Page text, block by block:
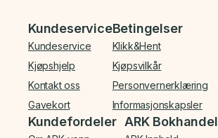
Bunnmeny
Kundeservice
Kundeservice
Kjøpshjelp
Kontakt oss
Gavekort
Betingelser
Klikk&Hent
Kjøpsvilkår
Personvernerklæring
Informasjonskapsler
Kundefordeler ARK Bokhandel